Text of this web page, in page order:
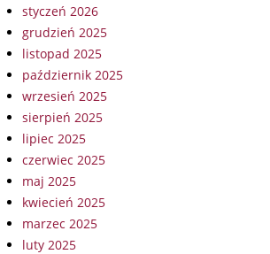
styczeń 2026
grudzień 2025
listopad 2025
październik 2025
wrzesień 2025
sierpień 2025
lipiec 2025
czerwiec 2025
maj 2025
kwiecień 2025
marzec 2025
luty 2025